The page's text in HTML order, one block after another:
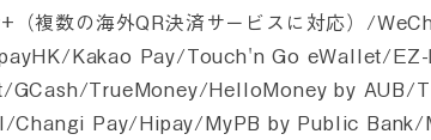
（複数の海外QR決済サービスに対応）/
Kakao Pay/Touch'n Go eWallet/EZ-
GCash/TrueMoney/HelloMoney by AUB/
Changi Pay/Hipay/MyPB by Public